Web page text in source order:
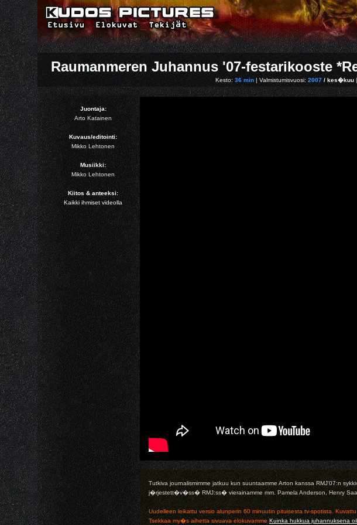
Raumanmeren Juhannus '07-festarikooste
Kesto: 36 min | Valmistumisvuosi: 2007 / kes�kuu
Juontaja:
Arto Katainen
Kuvaus/editointi:
Mikko Lehtonen
Musiikki:
Mikko Lehtonen
Kiitos & anteeksi:
Kaikki ihmiset videolla
Tutkiva journalismimme jatkuu kun suuntaamme Arton kanssa RMJ'07:n
j�rjestett�v�ss� RMJ:ss� vierainamme mm. Pamela Anderson, Henry
Uudelleen leikattu versio alunperin 60 minuutin pituisesta tv-spotista. Kuvattu
Tsekkaa my�s aihetta sivuava elokuvamme Kuinka hukkua juhannuksena